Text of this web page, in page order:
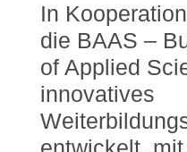
In
die BAAS –
of Applied
innovatives